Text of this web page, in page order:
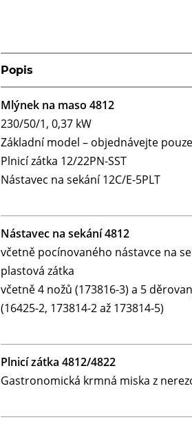
Popis
Mlýnek na maso 4812
230/50/1, 0,37 kW
Základní model – objednávejte
Plnicí zátka 12/22PN-SST
Nástavec na sekání 12C/E-5PLT
Nástavec na sekání 4812
včetně pocínovaného nástavce na
plastová zátka
včetně 4 nožů (173816-3) a 5
(16425-2, 173814-2 až 173814-5)
Plnicí zátka 4812/4822
Gastronomická krmná miska z